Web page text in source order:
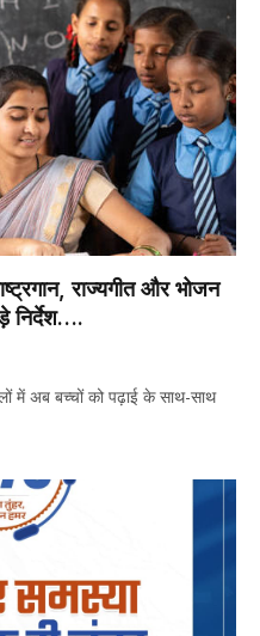
राज्यगीत और भोजन
निर्देश….
में अब बच्चों को पढ़ाई के साथ-साथ